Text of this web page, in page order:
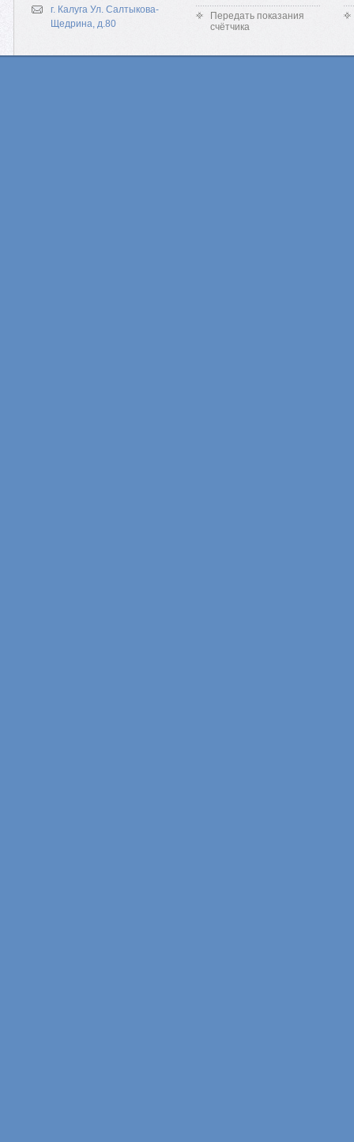
г. Калуга Ул. Салтыкова-
Щедрина, д.80
Передать показания
счётчика